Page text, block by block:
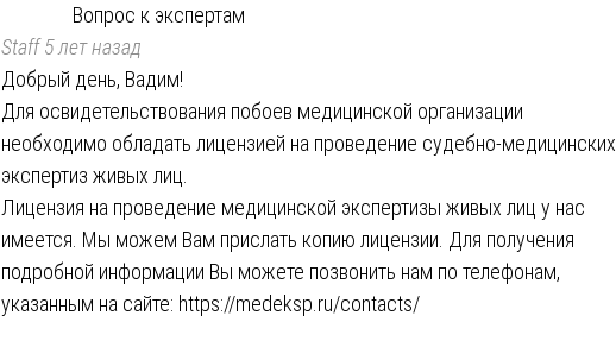
Вопрос к экспертам
Staff5 лет назад
Добрый день, Вадим!
Для освидетельствования побоев медицинской организации
необходимо обладать лицензией на проведение судебно-медицинских
экспертиз живых лиц.
Лицензия на проведение медицинской экспертизы живых лиц у нас
имеется. Мы можем Вам прислать копию лицензии. Для получения
подробной информации Вы можете позвонить нам по телефонам,
указанным на сайте: https://medeksp.ru/contacts/